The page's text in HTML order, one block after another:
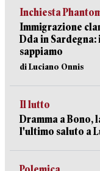
Inchiesta
Immigrazione
Dda in
sappiamo
di Luciano Onnis
Il lutto
Dramma a Bono,
l'ultimo saluto a